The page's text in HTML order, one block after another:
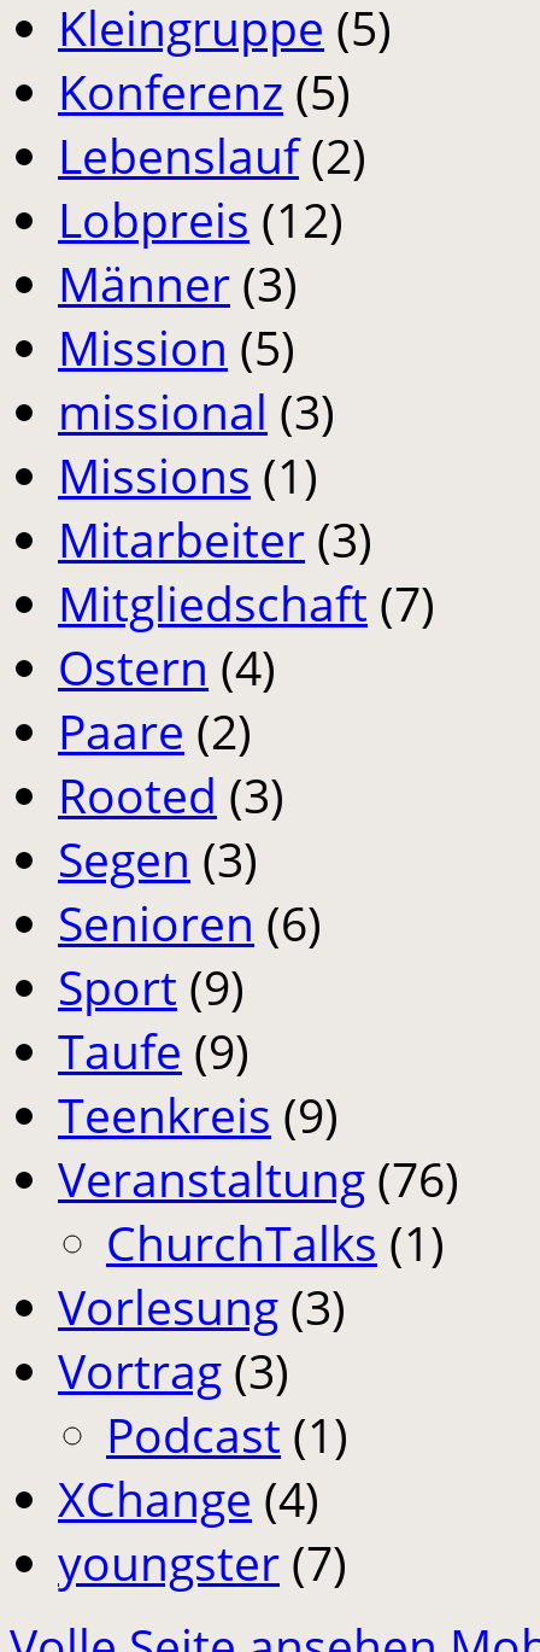
Kleingruppe (5)
Konferenz (5)
Lebenslauf(2)
Lobpreis (12)
Männer (3)
Mission (5)
missional (3)
Missions (1)
Mitarbeiter (3)
Mitgliedschaft (7)
Ostern (4)
Paare (2)
Rooted (3)
Segen (3)
Senioren (6)
Sport (9)
Taufe (9)
Teenkreis (9)
Veranstaltung (76)
ChurchTalks (1)
Vorlesung (3)
Vortrag (3)
Podcast (1)
XChange (4)
youngster (7)